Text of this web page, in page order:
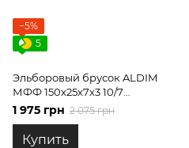
−5%
5
Эльборовый брусок ALDIM
МФФ 150х25х7х3 10/7
тончайшая доводка
1 975 грн 2 075 грн
Купить